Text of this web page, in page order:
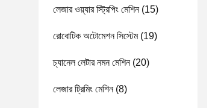
লেজার ওয়্যার স্ট্রিপিং মেশিন(15)
রোবোটিক অটোমেশন সিস্টেম(19)
চ্যানেল লেটার নমন মেশিন(20)
লেজার ট্রিমিং মেশিন(8)